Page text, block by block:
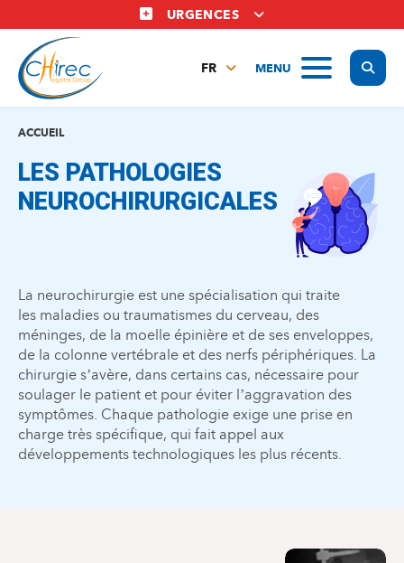
au
contenu
principal
URGENCES
MENU
FR
ACCUEIL
LES PATHOLOGIES
NEUROCHIRURGICALES
La neurochirurgie est une spécialisation qui traite
les maladies ou traumatismes du cerveau, des
méninges, de la moelle épinière et de ses enveloppes,
de la colonne vertébrale et des nerfs périphériques. La
chirurgie s’avère, dans certains cas, nécessaire pour
soulager le patient et pour éviter l’aggravation des
symptômes. Chaque pathologie exige une prise en
charge très spécifique, qui fait appel aux
développements technologiques les plus récents.